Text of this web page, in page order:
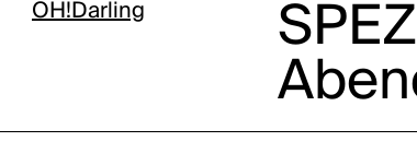
OH!Darling